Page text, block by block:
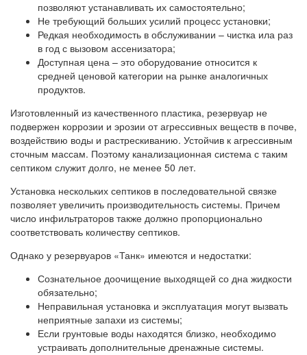
позволяют устанавливать их самостоятельно;
Не требующий больших усилий процесс установки;
Редкая необходимость в обслуживании – чистка ила раз
в год с вызовом ассенизатора;
Доступная цена – это оборудование относится к
средней ценовой категории на рынке аналогичных
продуктов.
Изготовленный из качественного пластика, резервуар не
подвержен коррозии и эрозии от агрессивных веществ в почве,
воздействию воды и растрескиванию. Устойчив к агрессивным
сточным массам. Поэтому канализационная система с таким
септиком служит долго, не менее 50 лет.
Установка нескольких септиков в последовательной связке
позволяет увеличить производительность системы. Причем
число инфильтраторов также должно пропорционально
соответствовать количеству септиков.
Однако у резервуаров «Танк» имеются и недостатки:
Сознательное доочищение выходящей со дна жидкости
обязательно;
Неправильная установка и эксплуатация могут вызвать
неприятные запахи из системы;
Если грунтовые воды находятся близко, необходимо
устраивать дополнительные дренажные системы.